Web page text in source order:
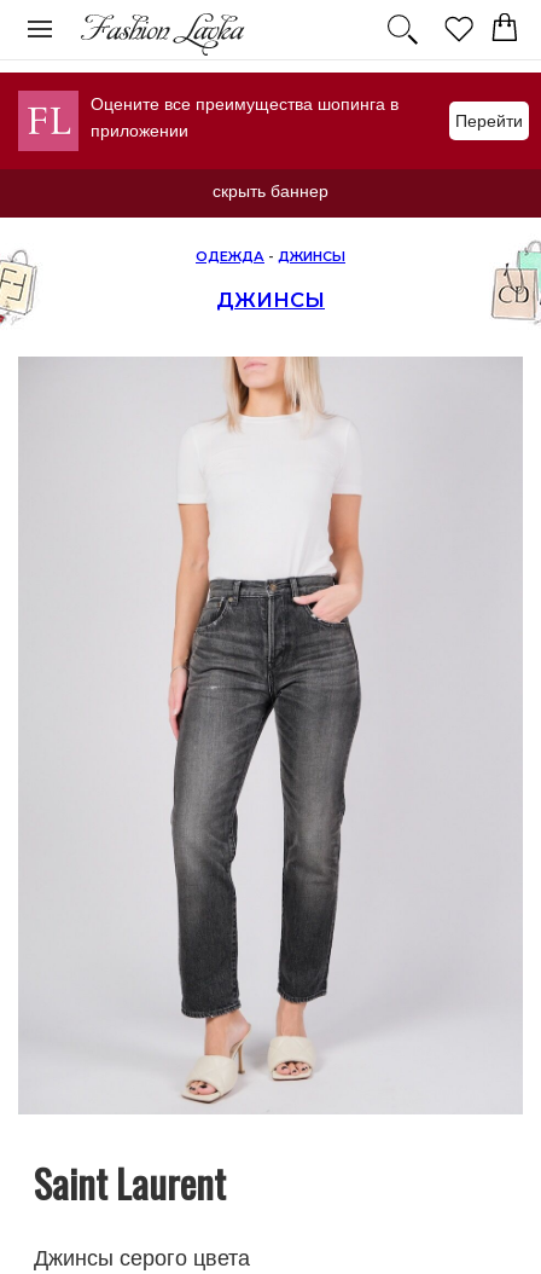
Оцените все преимущества шопинга в
приложении
Перейти
скрыть баннер
ОДЕЖДА - ДЖИНСЫ
ДЖИНСЫ
Saint Laurent
Джинсы серого цвета